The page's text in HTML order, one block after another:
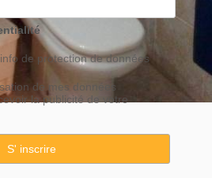
de protectionde données
de mes données
la publicité de votre